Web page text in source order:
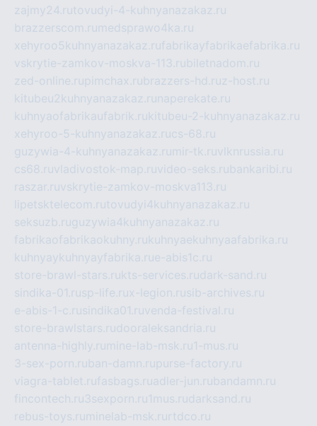
zajmy24.rutovudyi-4-kuhnyanazakaz.ru
brazzerscom.ru medsprawo4ka.ru
xehyroo5kuhnyanazakaz.rufabrikayfabrikaefabrika.ru
vskrytie-zamkov-moskva-113.rubiletnadom.ru
zed-online.rupimchax.rubrazzers-hd.ruz-host.ru
kitubeu2kuhnyanazakaz.ru naperekate.ru
kuhnyaofabrikaufabrik.rukitubeu-2-kuhnyanazakaz.ru
xehyroo-5-kuhnyanazakaz.rucs-68.ru
guzywia-4-kuhnyanazakaz.ru mir-tk.ruvlknrussia.ru
cs68.ruvladivostok-map.ruvideo-seks.rubankaribi.ru
raszar.ruvskrytie-zamkov-moskva113.ru
lipetsktelecom.rutovudyi4kuhnyanazakaz.ru
seksuzb.ruguzywia4kuhnyanazakaz.ru
fabrikaofabrikaokuhny.rukuhnyaekuhnyaafabrika.ru
kuhnyaykuhnyayfabrika.rue-abis1c.ru
store-brawl-stars.rukts-services.rudark-sand.ru
sindika-01.rusp-life.rux-legion.rusib-archives.ru
e-abis-1-c.rusindika01.ruvenda-festival.ru
store-brawlstars.rudooraleksandria.ru
antenna-highly.ru mine-lab-msk.ru1-mus.ru
3-sex-porn.ruban-damn.rupurse-factory.ru
viagra-tablet.rufasbags.ruadler-jun.rubandamn.ru
fincontech.ru3sexporn.ru1mus.rudarksand.ru
rebus-toys.ru minelab-msk.ru rtdco.ru